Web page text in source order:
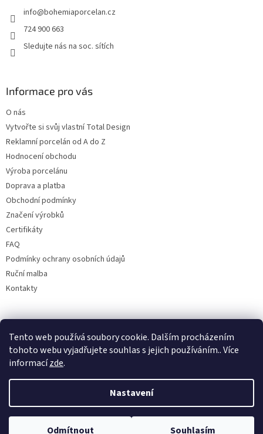
Tento web používá soubory cookie. Dalším procházením
tohoto webu vyjadřujete souhlas s jejich používáním.. Více
informacízde.
Nastavení
Odmítnout Souhlasím
info@bohemiaporcelan.cz
724 900 663
Sledujte nás na soc. sítích
Informace pro vás
O nás
Vytvořte si svůj vlastní Total Design
Reklamní porcelán od A do Z
Hodnocení obchodu
Výroba porcelánu
Doprava a platba
Obchodní podmínky
Značení výrobků
Certifikáty
FAQ
Podmínky ochrany osobních údajů
Ruční malba
Kontakty
Facebook
Copyright 2026Bohemia porcelán 1987 . Všechna práva vyhrazena.